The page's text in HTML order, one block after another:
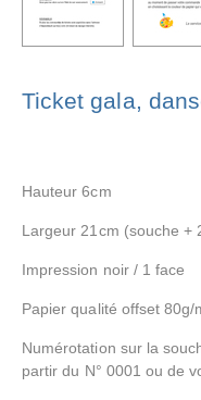
Ticket gala,
Hauteur 6cm
Largeur 21cm (souche +
Impression noir / 1 face
Papier qualité offset
Numérotation sur la
partir du N° 0001 ou de